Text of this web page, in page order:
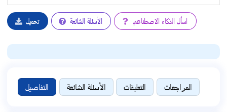
/
5
تحميل الأسئلة الشائعة اسأل الذكاء الاصطناعي
التفاصيل الأسئلة الشائعة التعليقات المراجعات